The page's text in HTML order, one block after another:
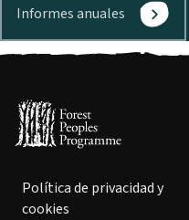
Informes anuales
Política de privacidad y
cookies